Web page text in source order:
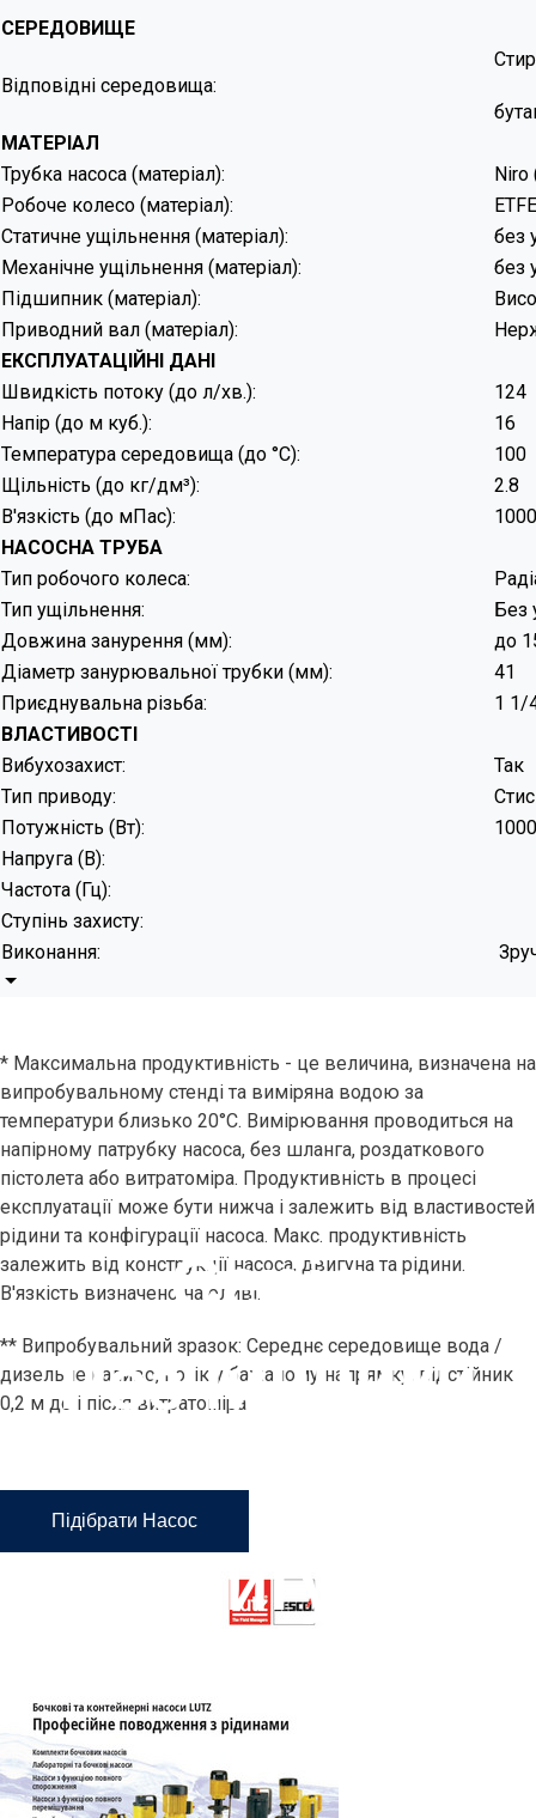
Серія
Розчинники
Двигун)
СЕРЕДОВИЩЕ
Відповідні середовища:
МАТЕРІАЛ
Трубка насоса (матеріал):
Niro
Робоче колесо (матеріал):
Статичне ущільнення (матеріал):
без
Механічне ущільнення (матеріал):
без
Підшипник (матеріал):
Приводний вал (матеріал):
Швидкість потоку (до л/хв.):
Напір (до м куб.):
Температура середовища (до °C):
Щільність (до кг/дм³):
В'язкість (до мПас):
НАСОСНА ТРУБА
Тип робочого колеса:
Тип ущільнення:
Без
Довжина занурення (мм):
до
Діаметр занурювальної трубки (мм):
41
Приєднувальна різьба:
1 1/
ВЛАСТИВОСТІ
Вибухозахист:
Так
Тип приводу:
Потужність (Вт):
1000
Напруга (В):
Частота (Гц):
Ступінь захисту:
Виконання:
* Максимальна продуктивність - це величина, визначена на
випробувальному стенді та виміряна водою за
температури близько 20°C. Вимірювання проводиться на
напірному патрубку насоса, без шланга, роздаткового
пістолета або витратоміра. Продуктивність в процесі
експлуатації може бути нижча і залежить від властивостей
рідини та конфігурації насоса. Макс. продуктивність
залежить від конструкції насоса, двигуна та рідини.
В'язкість визначено на оливі.
** Випробувальний зразок: Середнє середовище вода /
дизельне паливо, потік у бажаному напрямку, відстійник
0,2 м до і після витратоміра
Підібрати Насос